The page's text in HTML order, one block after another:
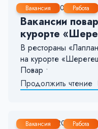
Вакансия Работа
14 Янв, 2023
Вакансии
курорте
В рестораны
на курорте
Повар •
Продолжить чтение
Вакансия Работа
17 Ноя, 2022